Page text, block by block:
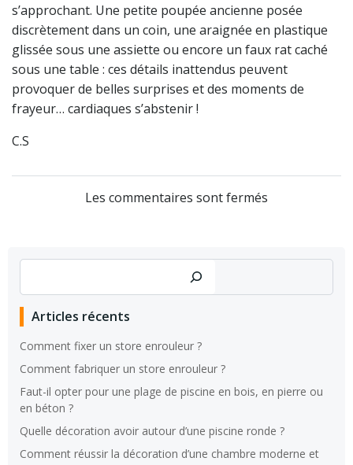
s’approchant. Une petite poupée ancienne posée
discrètement dans un coin, une araignée en plastique
glissée sous une assiette ou encore un faux rat caché
sous une table : ces détails inattendus peuvent
provoquer de belles surprises et des moments de
frayeur… cardiaques s’abstenir !
C.S
Les commentaires sont fermés
Articles récents
Comment fixer un store enrouleur ?
Comment fabriquer un store enrouleur ?
Faut-il opter pour une plage de piscine en bois, en pierre ou
en béton ?
Quelle décoration avoir autour d’une piscine ronde ?
Comment réussir la décoration d’une chambre moderne et